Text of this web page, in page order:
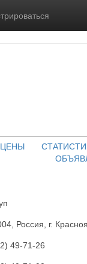
ЦЕНЫ
Россия, г.
49-71-26